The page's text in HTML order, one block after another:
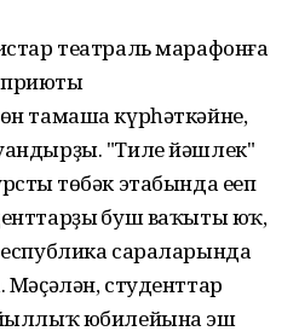
театраль марафонға
тамаша күрһәткәйне,
"Тиле йәшлек"
төбәк этабында еңеп
буш ваҡыты юҡ,
сараларында
студенттар
юбилейына эш